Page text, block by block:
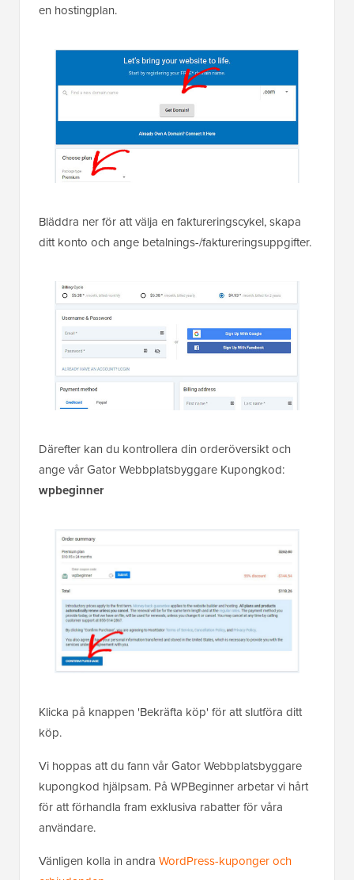
en hostingplan.
Bläddra ner för att välja en faktureringscykel, skapa
ditt konto och ange betalnings-/faktureringsuppgifter.
Därefter kan du kontrollera din orderöversikt och
ange vår Gator Webbplatsbyggare Kupongkod:
wpbeginner
Klicka på knappen 'Bekräfta köp' för att slutföra ditt
köp.
Vi hoppas att du fann vår Gator Webbplatsbyggare
kupongkod hjälpsam. På WPBeginner arbetar vi hårt
för att förhandla fram exklusiva rabatter för våra
användare.
Vänligen kolla in andra WordPress-kuponger och